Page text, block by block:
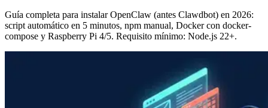
Guía completa para instalar OpenClaw (antes Clawdbot) en 2026:
script automático en 5 minutos, npm manual, Docker con docker-
compose y Raspberry Pi 4/5. Requisito mínimo: Node.js 22+.